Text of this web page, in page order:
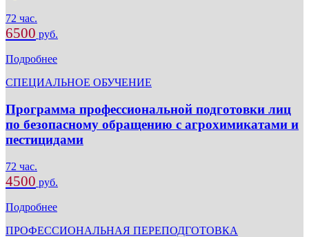
72 час.
6500 руб.
Подробнее
СПЕЦИАЛЬНОЕ ОБУЧЕНИЕ
Программа профессиональной подготовки лиц
по безопасному обращению с агрохимикатами и
пестицидами
72 час.
4500 руб.
Подробнее
ПРОФЕССИОНАЛЬНАЯ ПЕРЕПОДГОТОВКА